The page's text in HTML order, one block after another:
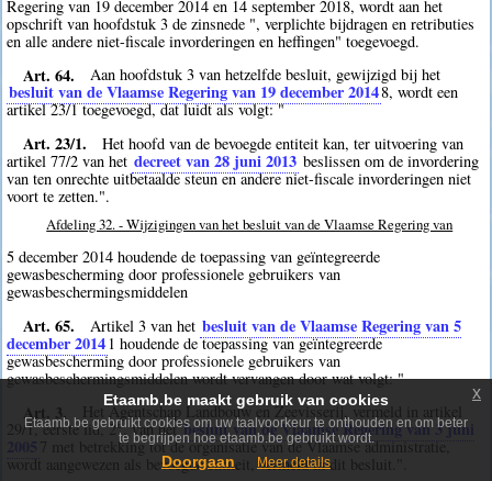
Regering van 19 december 2014 en 14 september 2018, wordt aan het
opschrift van hoofdstuk 3 de zinsnede ", verplichte bijdragen en retributies
en alle andere niet-fiscale invorderingen en heffingen" toegevoegd.
Art. 64. Aan hoofdstuk 3 van hetzelfde besluit, gewijzigd bij het
besluit van de Vlaamse Regering van 19 december 20148, wordt een
artikel 23/1 toegevoegd, dat luidt als volgt: "
Art. 23/1.
Het hoofd van de bevoegde entiteit kan, ter uitvoering van
artikel 77/2 van het decreet van 28 juni 2013 beslissen om de invordering
van ten onrechte uitbetaalde steun en andere niet-fiscale invorderingen niet
voort te zetten.".
Afdeling 32. - Wijzigingen van het besluit van de Vlaamse Regering van
5 december 2014 houdende de toepassing van geïntegreerde
gewasbescherming door professionele gebruikers van
gewasbeschermingsmiddelen
Art. 65. Artikel 3 van het besluit van de Vlaamse Regering van 5
december 2014 1 houdende de toepassing van geïntegreerde
gewasbescherming door professionele gebruikers van
gewasbeschermingsmiddelen wordt vervangen door wat volgt: "
Art. 3.
Het Agentschap Landbouw en Zeevisserij, vermeld in artikel
29/1, eerste lid, 2°, van hetbesluit van de Vlaamse Regering van 3 juni
7 met betrekking tot de organisatie van de Vlaamse administratie,
wordt aangewezen als bevoegde entiteit, vermeld in dit besluit.".
Etaamb.be maakt gebruik van cookies
Etaamb.be gebruikt cookies om uw taalvoorkeur te onthouden en om beter
te begrijpen hoe etaamb.be gebruikt wordt.
Doorgaan Meer details
x